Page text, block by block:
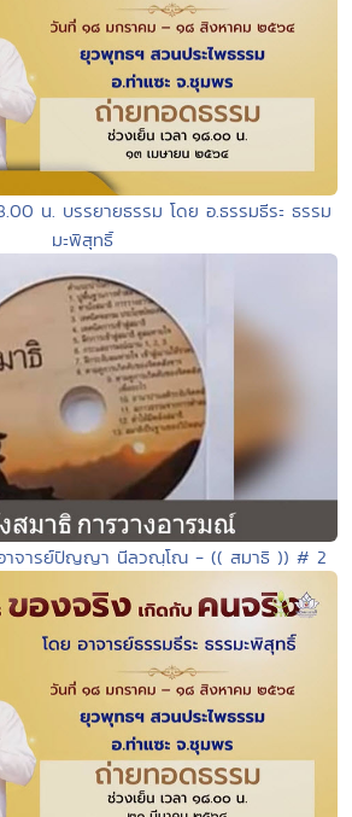
น. บรรยายธรรม โดย อ.ธรรมธีระ ธรรม
มะพิสุทธิ์
าจารย์ปัญญา นีลวณฺโณ - (( สมาธิ )) # 2